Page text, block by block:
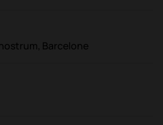
Barcelone